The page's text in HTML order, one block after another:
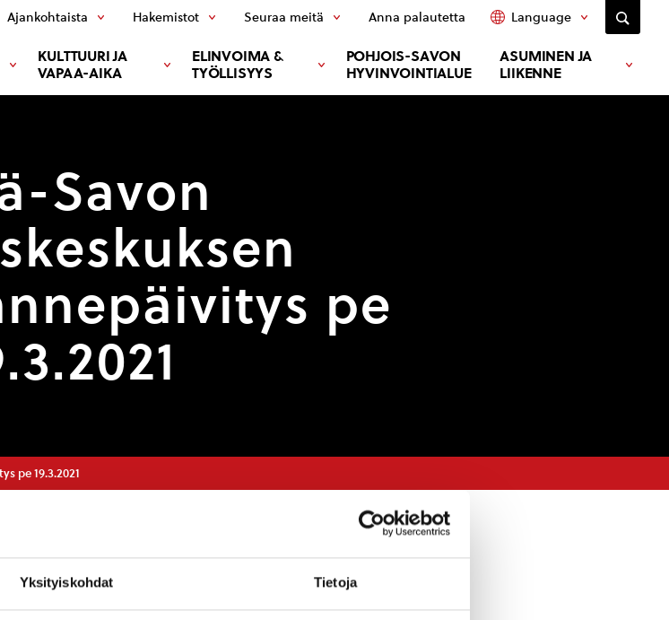
Yksityiskohdat Tietoja
KULTTUURI JA
VAPAA-AIKA
ELINVOIMA &
TYÖLLISYYS
POHJOIS-SAVON
HYVINVOINTIALUE
ASUMINEN JA
LIIKENNE
Ajankohtaista Hakemistot Seuraa meitä Anna palautetta Language
Savon
pe
pe 19.3.2021